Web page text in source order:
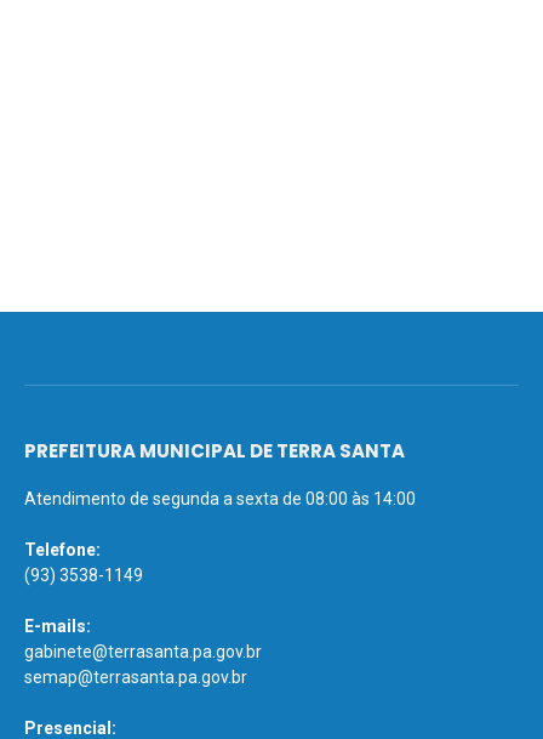
PREFEITURA MUNICIPAL DE TERRA SANTA
Atendimento de segunda a sexta de 08:00 às 14:00
Telefone:
(93) 3538-1149
E-mails:
gabinete@terrasanta.pa.gov.br
semap@terrasanta.pa.gov.br
Presencial: